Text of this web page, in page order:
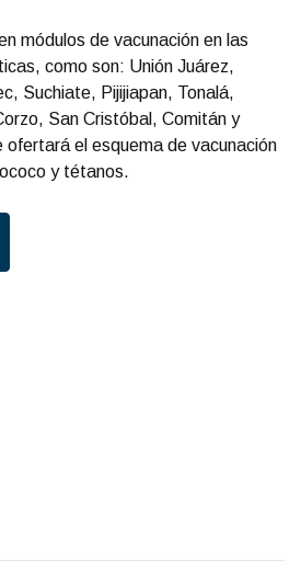
módulos de vacunación en las
como son: Unión Juárez,
Suchiate, Pijijiapan, Tonalá,
San Cristóbal, Comitán y
ofertará el esquema de vacunación
y tétanos.